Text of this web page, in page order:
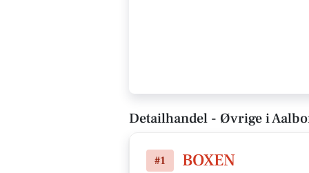
Detailhandel - Øvrige i
#1 BOXEN